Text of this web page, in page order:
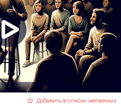
Добавить в список желаемых